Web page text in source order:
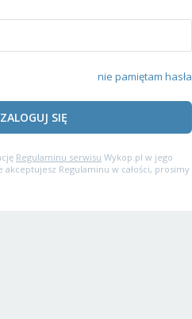
nie pamiętam hasła
ZALOGUJ SIĘ
Regulaminu serwisu Wykop.pl w jego
Regulaminu w całości, prosimy